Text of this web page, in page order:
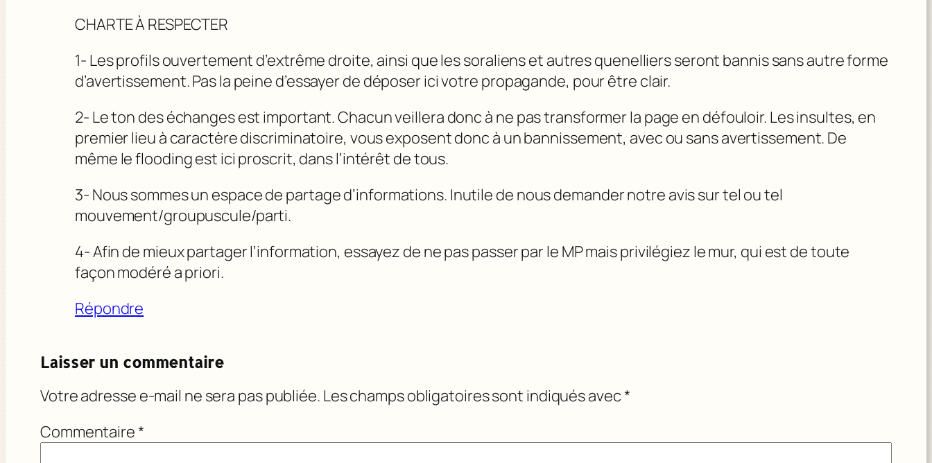
CHARTE À RESPECTER
1- Les profils ouvertement d’extrême droite, ainsi que les soraliens et autres quenelliers seront bannis sans autre forme
d’avertissement. Pas la peine d’essayer de déposer ici votre propagande, pour être clair.
2- Le ton des échanges est important. Chacun veillera donc à ne pas transformer la page en défouloir. Les insultes, en
premier lieu à caractère discriminatoire, vous exposent donc à un bannissement, avec ou sans avertissement. De
même le flooding est ici proscrit, dans l’intérêt de tous.
3- Nous sommes un espace de partage d’informations. Inutile de nous demander notre avis sur tel ou tel
mouvement/groupuscule/parti.
4- Afin de mieux partager l’information, essayez de ne pas passer par le MP mais privilégiez le mur, qui est de toute
façon modéré a priori.
Répondre
Laisser un commentaire
Votre adresse e-mail ne sera pas publiée. Les champs obligatoires sont indiqués avec*
Commentaire*